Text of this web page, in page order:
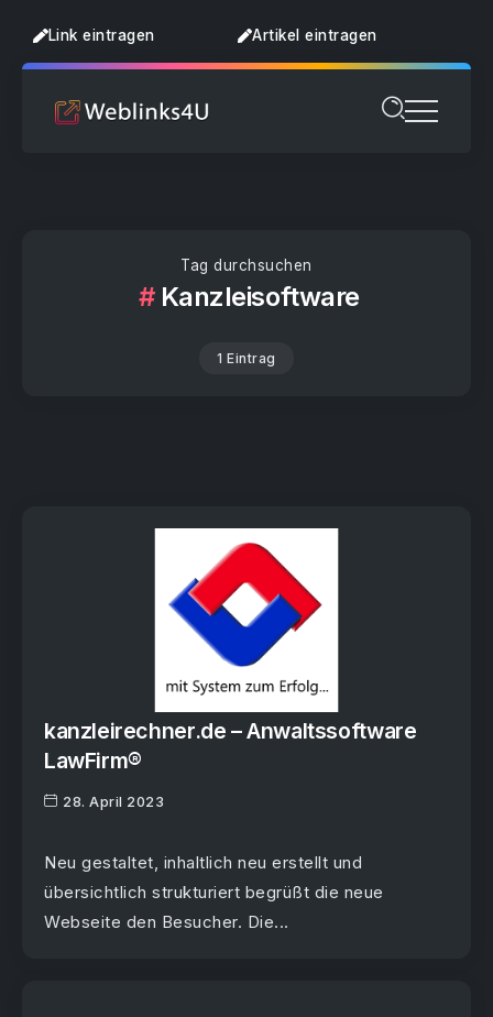
Link eintragen Artikel eintragen
Tag durchsuchen
Kanzleisoftware
1 Eintrag
kanzleirechner.de – Anwaltssoftware
LawFirm®
28. April 2023
Neu gestaltet, inhaltlich neu erstellt und
übersichtlich strukturiert begrüßt die neue
Webseite den Besucher. Die...